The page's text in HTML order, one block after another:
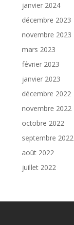
janvier 2024
décembre 2023
novembre 2023
mars 2023
février 2023
janvier 2023
décembre 2022
novembre 2022
octobre 2022
septembre 2022
août 2022
juillet 2022